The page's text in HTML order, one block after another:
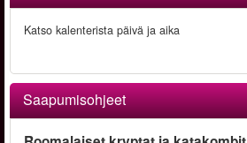
Katso kalenterista päivä ja aika
Saapumisohjeet